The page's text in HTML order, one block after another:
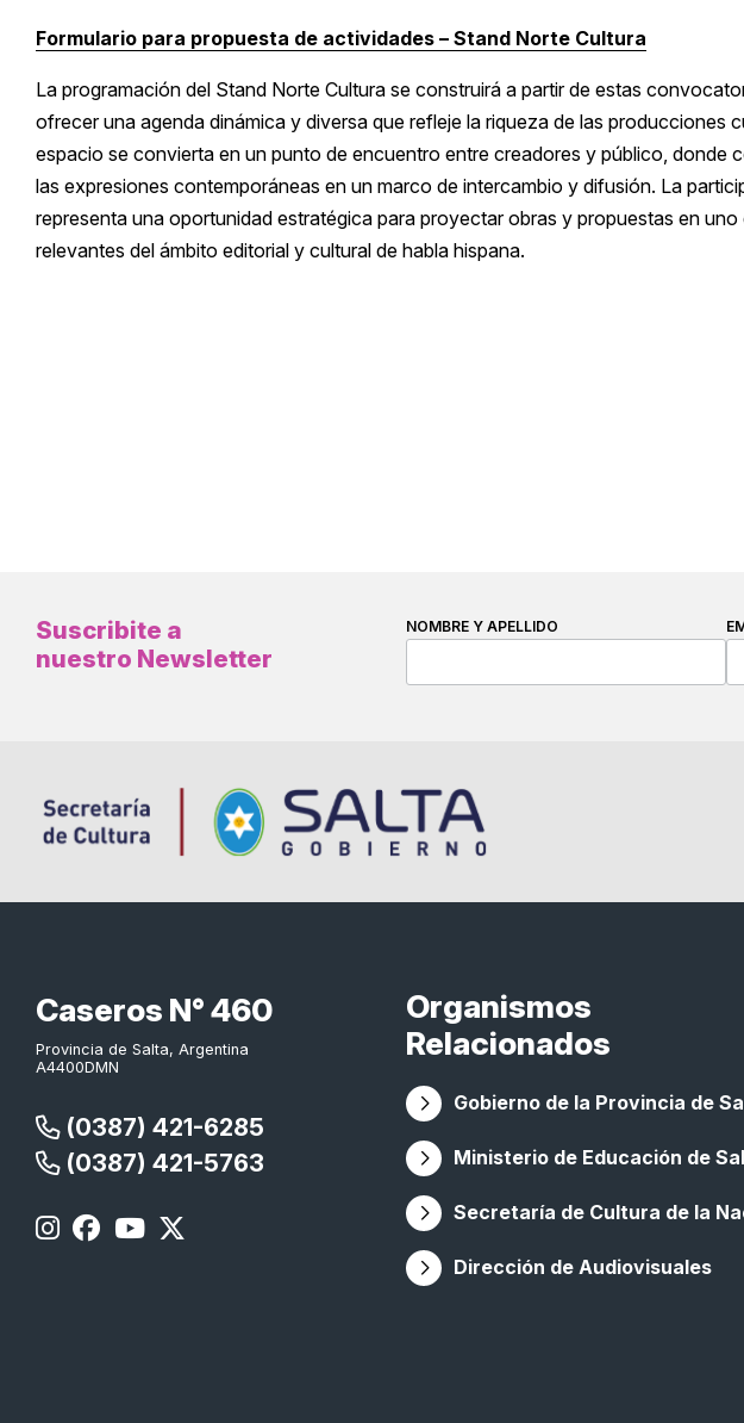
Formulario para propuesta de actividades – Stand Norte Cultura
La programación del Stand Norte Cultura se construirá a partir de estas
ofrecer una agenda dinámica y diversa que refleje la riqueza de las producciones
espacio se convierta en un punto de encuentro entre creadores y público, donde
las expresiones contemporáneas en un marco de intercambio y difusión. La
representa una oportunidad estratégica para proyectar obras y propuestas en uno
relevantes del ámbito editorial y cultural de habla hispana.
Suscribite a
nuestro Newsletter
NOMBRE Y APELLIDO
Caseros N° 460
Provincia de Salta, Argentina
A4400DMN
(0387) 421-6285
(0387) 421-5763
Organismos
Relacionados
Gobierno de la Provincia de
Ministerio de Educación de
Secretaría de Cultura de la
Dirección de Audiovisuales